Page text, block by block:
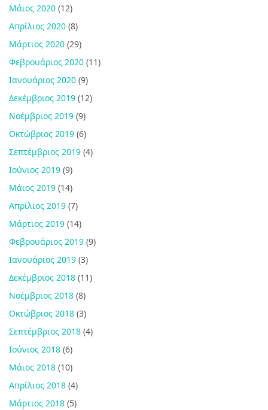
Μάιος 2020 (12)
Απρίλιος 2020 (8)
Μάρτιος 2020 (29)
Φεβρουάριος 2020 (11)
Ιανουάριος 2020 (9)
Δεκέμβριος 2019 (12)
Νοέμβριος 2019 (9)
Οκτώβριος 2019 (6)
Σεπτέμβριος 2019 (4)
Ιούνιος 2019 (9)
Μάιος 2019 (14)
Απρίλιος 2019 (7)
Μάρτιος 2019 (14)
Φεβρουάριος 2019 (9)
Ιανουάριος 2019 (3)
Δεκέμβριος 2018 (11)
Νοέμβριος 2018 (8)
Οκτώβριος 2018 (3)
Σεπτέμβριος 2018 (4)
Ιούνιος 2018 (6)
Μάιος 2018 (10)
Απρίλιος 2018 (4)
Μάρτιος 2018 (5)